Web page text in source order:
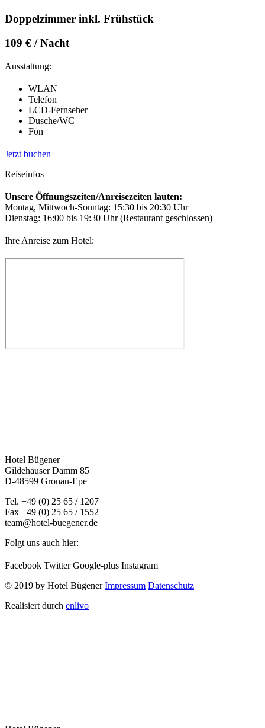
Doppelzimmer inkl. Frühstück
109 € / Nacht
Ausstattung:
WLAN
Telefon
LCD-Fernseher
Dusche/WC
Fön
Jetzt buchen
Reiseinfos
Unsere Öffnungszeiten/Anreisezeiten lauten:
Montag, Mittwoch-Sonntag: 15:30 bis 20:30 Uhr
Dienstag: 16:00 bis 19:30 Uhr (Restaurant geschlossen)
Ihre Anreise zum Hotel:
Hotel Bügener
Gildehauser Damm 85
D-48599 Gronau-Epe
Tel. +49 (0) 25 65 / 1207
Fax +49 (0) 25 65 / 1552
team@hotel-buegener.de
Folgt uns auch hier:
Facebook Twitter Google-plus Instagram
© 2019 by Hotel BügenerImpressum Datenschutz
Realisiert durch enlivo